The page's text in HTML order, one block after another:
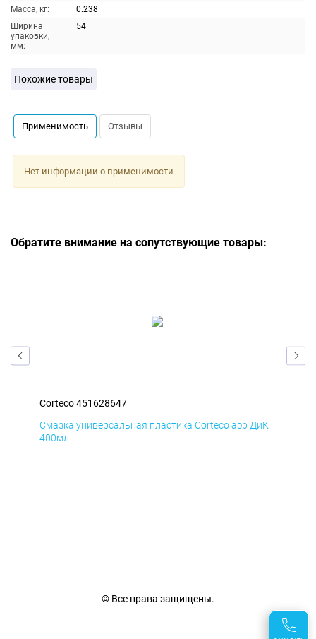
Масса, кг:
0.238
Ширина
упаковки,
мм:
54
Похожие товары
Применимость Отзывы
Нет информации о применимости
Обратите внимание на сопутствующие товары:
Corteco 451628647
Смазка универсальная пластика Corteco аэр ДиК
400мл
© Все права защищены.